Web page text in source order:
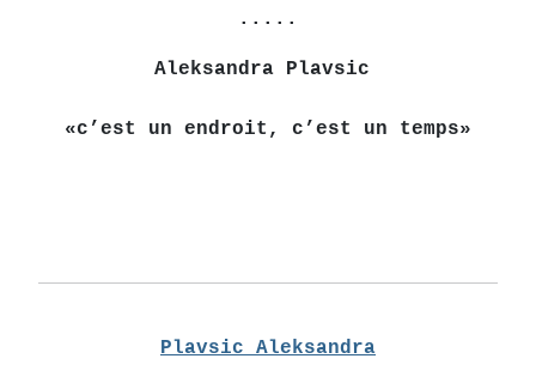
.....
Aleksandra Plavsic
«c’est un endroit, c’est un temps»
Plavsic Aleksandra